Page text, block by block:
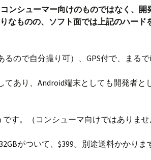
シューマー向けのものではなく、開
ものの、ソフト面では上記のハード
ので自分撮り可）、GPS付で、まる
てあり、Android端末としても開発者と
す。（コンシューマ向けではありませ
がついて、$399。別途送料かかりま